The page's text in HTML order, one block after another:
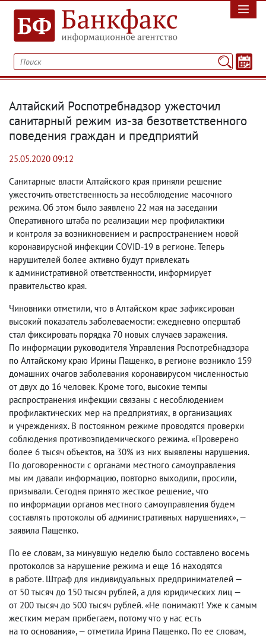
Алтайский Роспотребнадзор ужесточил
санитарный режим из-за безответственного
поведения граждан и предприятий
25.05.2020 09:12
Санитарные власти Алтайского края приняли решение
ужесточить ответственность за несоблюдение масочного
режима. Об этом было заявлено 22 мая на заседании
Оперативного штаба по реализации мер профилактики
и контроля за возникновением и распространением новой
коронавирусной инфекции COVID-19 в регионе. Теперь
нарушителей более активно будут привлекать
к административной ответственности, информирует
правительство края.
Чиновники отметили, что в Алтайском крае зафиксирован
высокий показатель заболеваемости: ежедневно оперштаб
стал фиксировать порядка 70 новых случаев заражения.
По информации руководителя Управления Роспотребнадзора
по Алтайскому краю Ирины Пащенко, в регионе возникло 159
домашних очагов заболевания коронавирусом численностью
от двух до 16 человек. Кроме того, высокие темпы
распространения инфекции связаны с несоблюдением
профилактических мер на предприятиях, в организациях
и учреждениях. В постоянном режиме проводятся проверки
соблюдения противоэпидемического режима. «Проверено
более 6 тысяч объектов, на 30% из них выявлены нарушения.
По договоренности с органами местного самоуправления
мы им давали информацию, повторно выходили, просили,
призывали. Сегодня принято жесткое решение, что
по информации органов местного самоуправления будем
составлять протоколы об административных нарушениях», —
заявила Пащенко.
По ее словам, за минувшую неделю было составлено восемь
протоколов за нарушение режима и еще 16 находятся
в работе. Штраф для индивидуальных предпринимателей —
от 50 тысяч до 150 тысяч рублей, а для юридических лиц —
от 200 тысяч до 500 тысяч рублей. «Не понимают! Уже к самым
жестким мерам прибегаем, потому что у нас есть
на то основания», — отметила Ирина Пащенко. По ее словам,